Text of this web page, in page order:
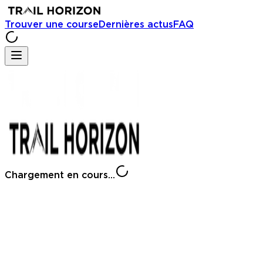
Trouver une courseDernières actusFAQ
Chargement en cours...